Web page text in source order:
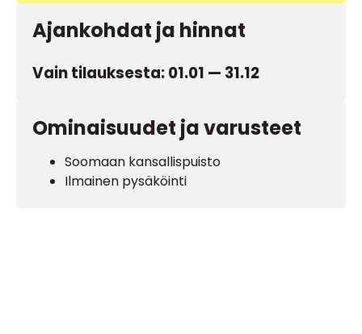
Ajankohdat ja hinnat
Vain tilauksesta: 01.01 — 31.12
Ominaisuudet ja varusteet
Soomaan kansallispuisto
Ilmainen pysäköinti